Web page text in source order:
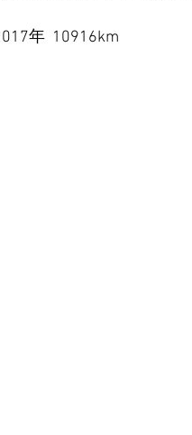
年  10916km